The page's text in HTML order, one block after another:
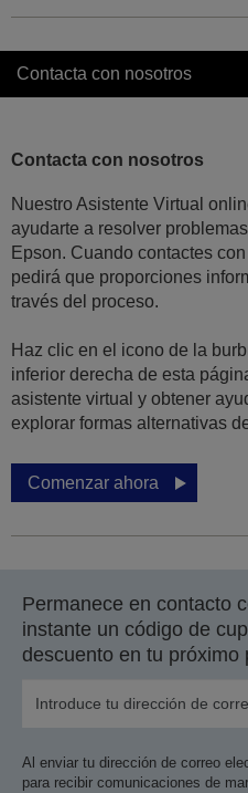
Contacta con nosotros
Contacta con nosotros
Nuestro Asistente Virtual
ayudarte a resolver
Epson. Cuando contactes
pedirá que proporciones
través del proceso.
Haz clic en el icono de la
inferior derecha de esta
asistente virtual y obtener
explorar formas alternativas
Comenzar ahora
Permanece en contacto
instante un código de
descuento en tu próximo
Al enviar tu dirección de correo
para recibir comunicaciones de